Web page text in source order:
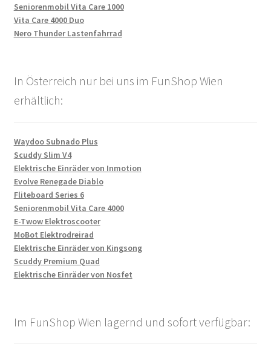
Seniorenmobil Vita Care 1000
Vita Care 4000 Duo
Nero Thunder Lastenfahrrad
In Österreich nur bei uns im FunShop Wien
erhältlich:
Waydoo Subnado Plus
Scuddy Slim V4
Elektrische Einräder von Inmotion
Evolve Renegade Diablo
Fliteboard Series 6
Seniorenmobil Vita Care 4000
E-Twow Elektroscooter
MoBot Elektrodreirad
Elektrische Einräder von Kingsong
Scuddy Premium Quad
Elektrische Einräder von Nosfet
Im FunShop Wien lagernd und sofort verfügbar: